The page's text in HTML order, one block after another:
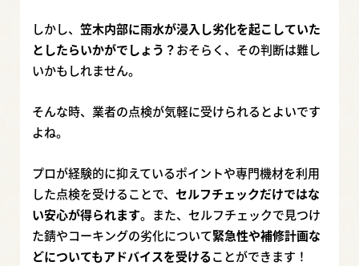
しかし、 笠木内部に雨水が浸入し劣化を起こしていた
としたらいかがでしょう？おそらく、その判断は難し
いかもしれません。
そんな時、業者の点検が気軽に受けられるとよいです
よね。
プロが経験的に抑えているポイントや専門機材を利用
した点検を受けることで、 セルフチェックだけではな
い安心が得られます。また、セルフチェックで見つけ
た錆やコーキングの劣化について緊急性や補修計画な
どについてもアドバイスを受けることができます！